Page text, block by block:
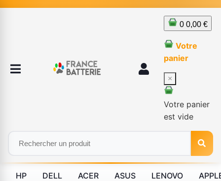
0 0,00 €
Votre
panier
×
Votre panier
est vide
HP DELL ACER ASUS LENOVO